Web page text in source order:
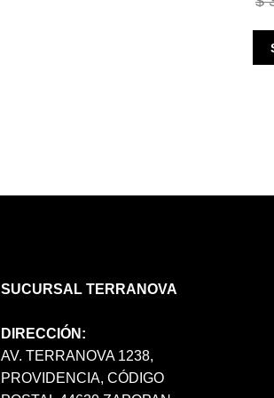
SUCURSAL TERRANOVA
DIRECCIÓN:
AV. TERRANOVA 1238,
PROVIDENCIA, CÓDIGO